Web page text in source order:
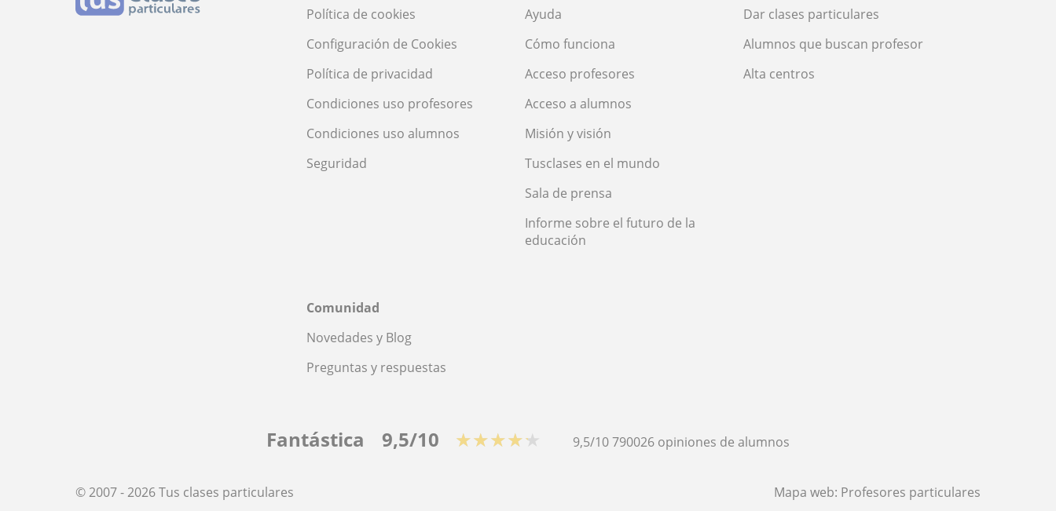
Política de cookies
Configuración de Cookies
Política de privacidad
Condiciones uso profesores
Condiciones uso alumnos
Seguridad
Ayuda
Cómo funciona
Acceso profesores
Acceso a alumnos
Misión y visión
Tusclases en el mundo
Sala de prensa
Informe sobre el futuro de la
educación
Dar clases particulares
Alumnos que buscan profesor
Alta centros
Comunidad
Novedades y Blog
Preguntas y respuestas
Fantástica 9,5/10 ★★★★★ 9,5/10790026 opiniones de alumnos
© 2007 - 2026 Tus clases particulares Mapa web: Profesores particulares